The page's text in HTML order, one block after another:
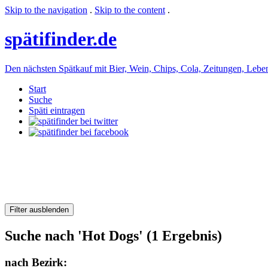
Skip to the navigation . Skip to the content .
spätifinder.de
Den nächsten Spätkauf mit Bier, Wein, Chips, Cola, Zeitungen,
Start
Suche
Späti eintragen
Filter ausblenden
Suche nach 'Hot Dogs' (1 Ergebnis)
nach Bezirk: